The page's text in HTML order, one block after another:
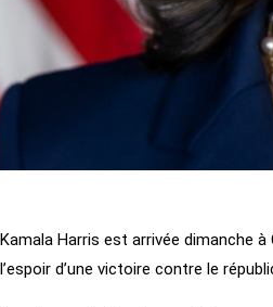
Kamala Harris est arrivée dimanche
l’espoir d’une victoire contre le